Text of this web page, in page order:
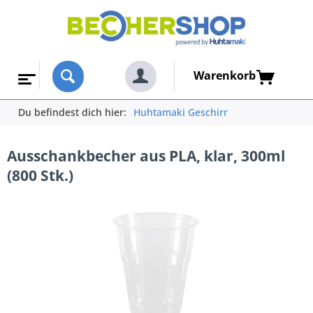
Warenkorb
Du befindest dich hier: Huhtamaki Geschirr
Ausschankbecher aus PLA, klar, 300ml
(800 Stk.)